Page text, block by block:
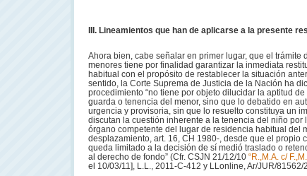
III. Lineamientos que han de aplicarse a la presente
Ahora bien, cabe señalar en primer lugar, que el trámite
menores tiene por finalidad garantizar la inmediata
habitual con el propósito de restablecer la situación
sentido, la Corte Suprema de Justicia de la Nación ha
procedimiento “no tiene por objeto dilucidar la aptitud
guarda o tenencia del menor, sino que lo debatido en
urgencia y provisoria, sin que lo resuelto constituya un
discutan la cuestión inherente a la tenencia del niño por
órgano competente del lugar de residencia habitual del
desplazamiento, art. 16, CH 1980-, desde que el propio
queda limitado a la decisión de sí medió traslado o
al derecho de fondo” (Cfr. CSJN 21/12/10 “R.,M.A. c/
el 10/03/11], L.L., 2011-C-412 y LLonline, Ar/JUR/81562/